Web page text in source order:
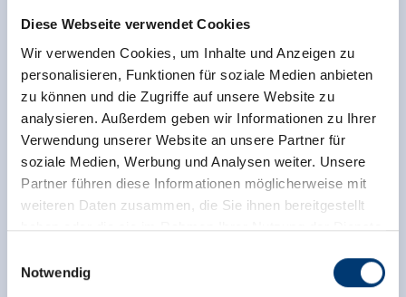
Diese Webseite verwendet Cookies
Wir verwenden Cookies, um Inhalte und Anzeigen zu
personalisieren, Funktionen für soziale Medien anbieten
zu können und die Zugriffe auf unsere Website zu
analysieren. Außerdem geben wir Informationen zu Ihrer
Verwendung unserer Website an unsere Partner für
soziale Medien, Werbung und Analysen weiter. Unsere
Partner führen diese Informationen möglicherweise mit
weiteren Daten zusammen, die Sie ihnen bereitgestellt
haben oder die sie im Rahmen Ihrer Nutzung der Dienste
Notwendig
Hippach - Laimach - Zellberg)
Hier findest du alle weiteren Verbindungen sowie die
gesamten Fahrpläne im Zillertal.
Jetzt für den newsletter
anmelden!